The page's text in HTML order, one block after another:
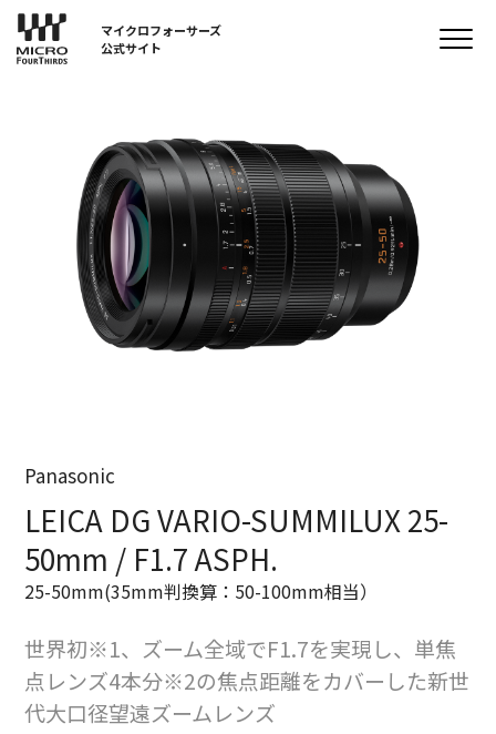
マイクロフォーサーズ
公式サイト
Panasonic
LEICA DG VARIO-SUMMILUX 25-
50mm / F1.7 ASPH.
25-50mm(35mm判換算：50-100mm相当）
世界初※1、ズーム全域でF1.7を実現し、単焦
点レンズ4本分※2の焦点距離をカバーした新世
代大口径望遠ズームレンズ